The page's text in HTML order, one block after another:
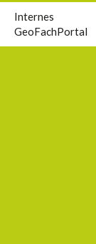
Internes
GeoFachPortal